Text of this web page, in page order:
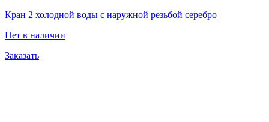
Кран 2 холодной воды с наружной резьбой серебро
Нет в наличии
Заказать